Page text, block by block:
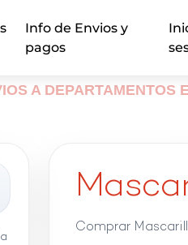
Info de Envios y
pagos
A DEPARTAMENTOS
Comprar